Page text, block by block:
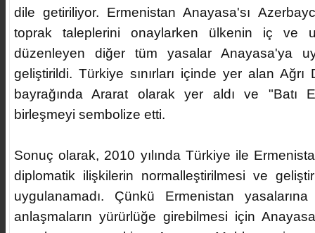
dile getiriliyor. Ermenistan Anayasa'sı
toprak taleplerini onaylarken ülkenin iç ve
düzenleyen diğer tüm yasalar Anayasa'ya
geliştirildi. Türkiye sınırları içinde yer alan Ağrı
bayrağında Ararat olarak yer aldı ve "Batı
birleşmeyi sembolize etti.
Sonuç olarak, 2010 yılında Türkiye ile
diplomatik ilişkilerin normalleştirilmesi ve
uygulanamadı. Çünkü Ermenistan
anlaşmaların yürürlüğe girebilmesi için